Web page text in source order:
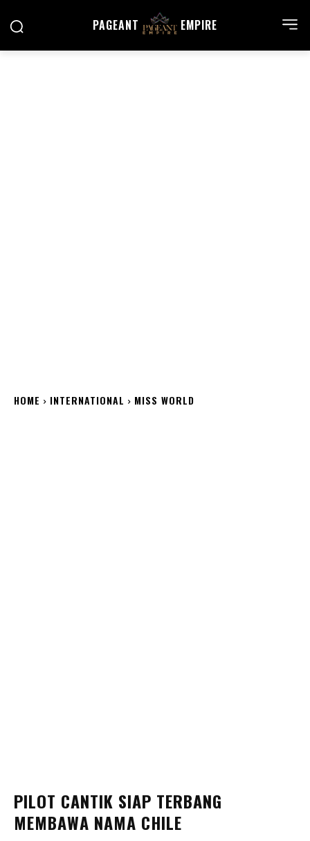
PAGEANT EMPIRE
HOME INTERNATIONAL MISS WORLD
PILOT CANTIK SIAP TERBANG
MEMBAWA NAMA CHILE